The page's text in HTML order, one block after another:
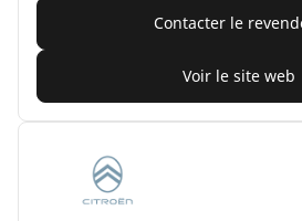
Contacter le
Voir le site web